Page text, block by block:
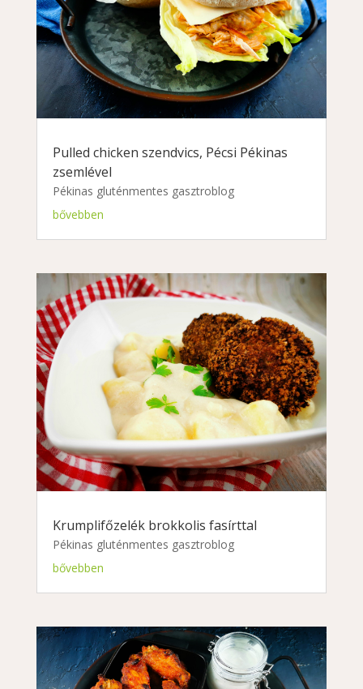
Pulled chicken szendvics, Pécsi Pékinas
zsemlével
Pékinas gluténmentes gasztroblog
bővebben
Krumplifőzelék brokkolis fasírttal
Pékinas gluténmentes gasztroblog
bővebben